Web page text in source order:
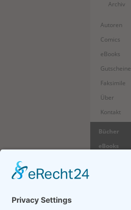
Archiv
Autoren
Comics
eBooks
Gutscheine
Faksimile
Über
Kontakt
Bücher
eBooks